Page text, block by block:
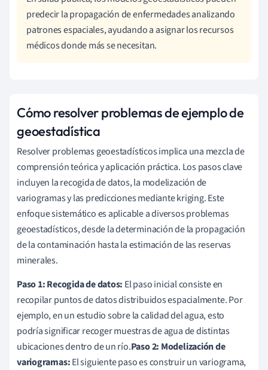
predecir la propagación de enfermedades analizando
patrones espaciales, ayudando a asignar los recursos
médicos donde más se necesitan.
Cómo resolver problemas de ejemplo de
geoestadística
Resolver problemas geoestadísticos implica una mezcla de
comprensión teórica y aplicación práctica. Los pasos clave
incluyen la recogida de datos, la modelización de
variogramas y las predicciones mediante kriging. Este
enfoque sistemático es aplicable a diversos problemas
geoestadísticos, desde la determinación de la propagación
de la contaminación hasta la estimación de las reservas
minerales.
Paso 1: Recogida de datos: El paso inicial consiste en
recopilar puntos de datos distribuidos espacialmente. Por
ejemplo, en un estudio sobre la calidad del agua, esto
podría significar recoger muestras de agua de distintas
ubicaciones dentro de un río.Paso 2: Modelización de
variogramas:El siguiente paso es construir un variograma,